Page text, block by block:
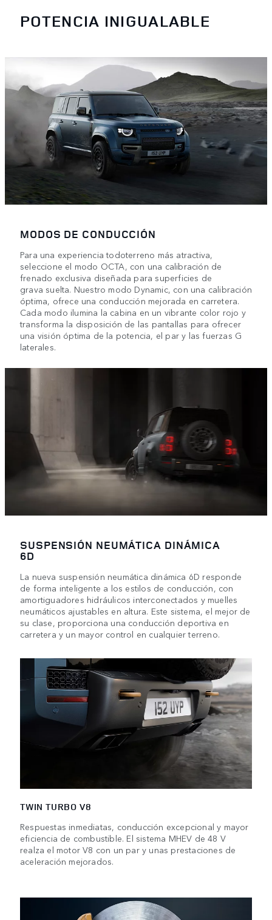
POTENCIA INIGUALABLE
MODOS DE CONDUCCIÓN
Para una experiencia todoterreno más atractiva,
seleccione el modo OCTA, con una calibración de
frenado exclusiva diseñada para superficies de
grava suelta. Nuestro modo Dynamic, con una calibración
óptima, ofrece una conducción mejorada en carretera.
Cada modo ilumina la cabina en un vibrante color rojo y
transforma la disposición de las pantallas para ofrecer
una visión óptima de la potencia, el par y las fuerzas G
laterales.
SUSPENSIÓN NEUMÁTICA DINÁMICA
6D
La nueva suspensión neumática dinámica 6D responde
de forma inteligente a los estilos de conducción, con
amortiguadores hidráulicos interconectados y muelles
neumáticos ajustables en altura. Este sistema, el mejor de
su clase, proporciona una conducción deportiva en
carretera y un mayor control en cualquier terreno.
TWIN TURBO V8
Respuestas inmediatas, conducción excepcional y mayor
eficiencia de combustible. El sistema MHEV de 48 V
realza el motor V8 con un par y unas prestaciones de
aceleración mejorados.